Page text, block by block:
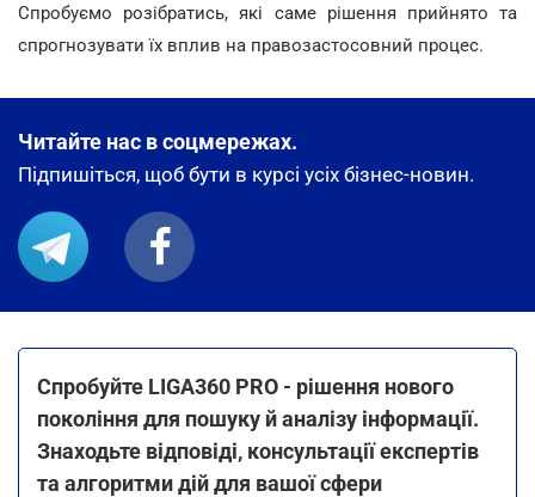
Спробуємо розібратись, які саме рішення прийнято та
спрогнозувати їх вплив на правозастосовний процес.
Читайте нас в соцмережах.
Підпишіться, щоб бути в курсі усіх бізнес-новин.
Спробуйте LIGA360 PRO - рішення нового
покоління для пошуку й аналізу інформації.
Знаходьте відповіді, консультації експертів
та алгоритми дій для вашої сфери